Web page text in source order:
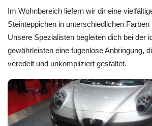
Im Wohnbereich liefern wir dir eine
Steinteppichen in unterschiedlichen
Unsere Spezialisten begleiten dich bei der
gewährleisten eine fugenlose Anbringung,
veredelt und unkompliziert gestaltet.